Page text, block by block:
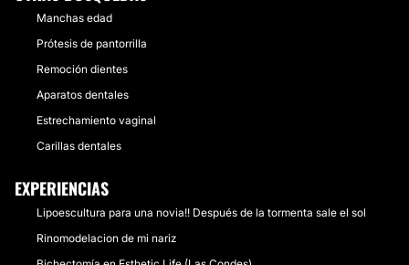
Manchas edad
Prótesis de pantorrilla
Remoción dientes
Aparatos dentales
Estrechamiento vaginal
Carillas dentales
EXPERIENCIAS
Lipoescultura para una novia!! Después de la tormenta sale el sol
Rinomodelacion de mi nariz